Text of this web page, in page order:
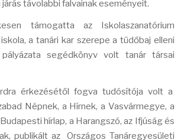
távolabbi falvainak eseményeit.
támogatta az Iskolaszanatórium
a tanári kar szerepe a tüdőbaj elleni
segédkönyv volt tanár társai
érkezésétől fogva tudósítója volt a
Népnek, a Hírnek, a Vasvármegye, a
hírlap, a Harangszó, az Ifjúság és
publikált az Országos Tanáregyesületi